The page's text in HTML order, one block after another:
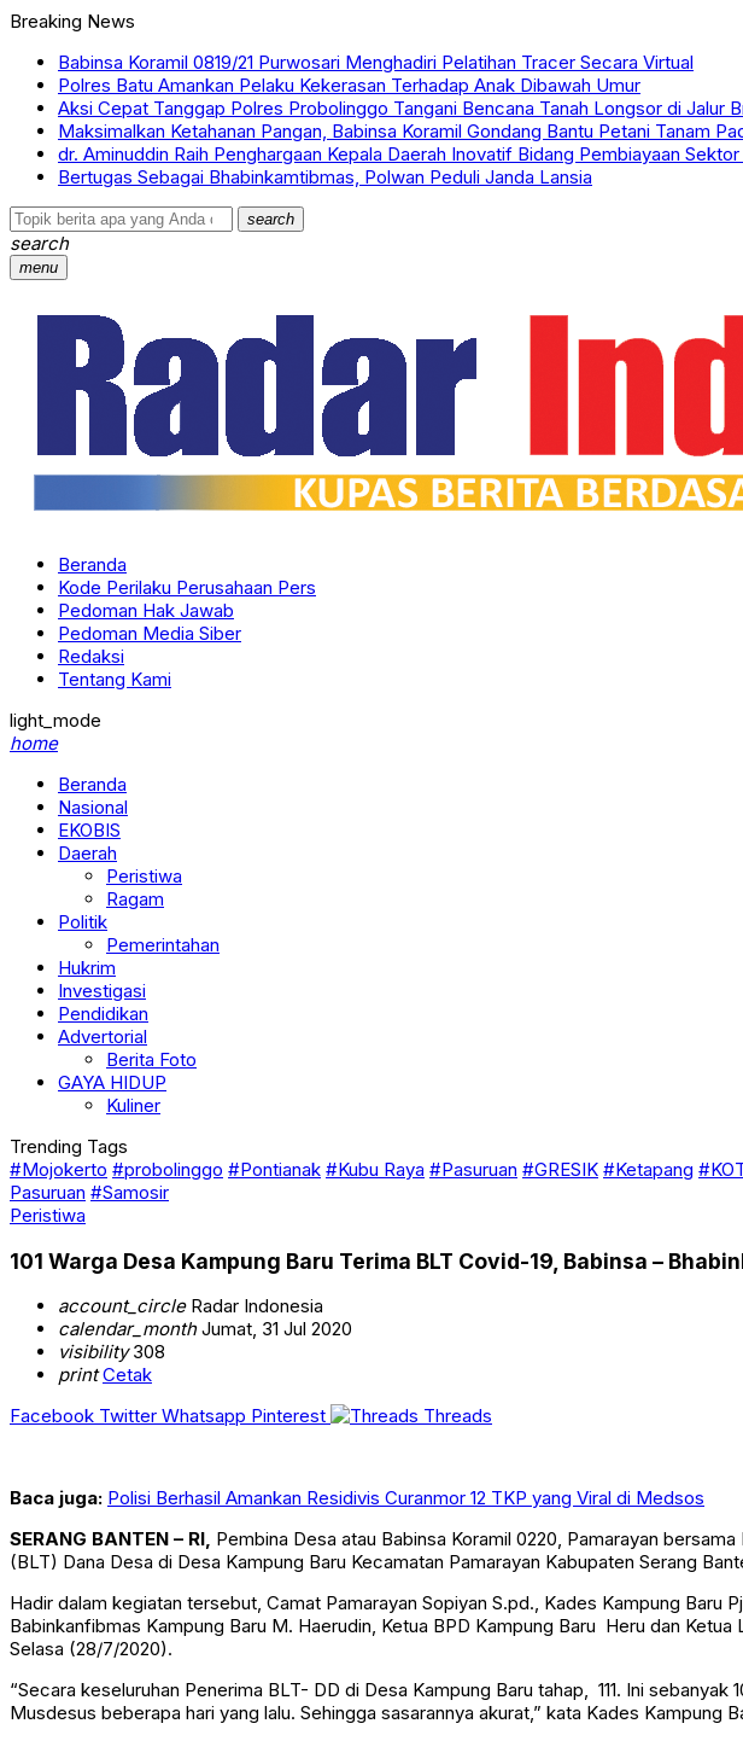
Breaking News
Babinsa Koramil 0819/21 Purwosari Menghadiri Pelatihan Tracer Secara Virtual
Polres Batu Amankan Pelaku Kekerasan Terhadap Anak Dibawah Umur
Aksi Cepat Tanggap Polres Probolinggo Tangani Bencana Tanah Longsor di Jalur
Maksimalkan Ketahanan Pangan, Babinsa Koramil Gondang Bantu Petani Tanam
dr. Aminuddin Raih Penghargaan Kepala Daerah Inovatif Bidang Pembiayaan
Bertugas Sebagai Bhabinkamtibmas, Polwan Peduli Janda Lansia
search
search
menu
Beranda
Kode Perilaku Perusahaan Pers
Pedoman Hak Jawab
Pedoman Media Siber
Redaksi
Tentang Kami
light_mode
home
Beranda
Nasional
EKOBIS
Daerah
Peristiwa
Ragam
Politik
Pemerintahan
Hukrim
Investigasi
Pendidikan
Advertorial
Berita Foto
GAYA HIDUP
Kuliner
Trending Tags
#Mojokerto #probolinggo #Pontianak #Kubu Raya #Pasuruan #GRESIK #Ketapang
Pasuruan #Samosir
Peristiwa
101 Warga Desa Kampung Baru Terima BLT Covid-19, Babinsa –
account_circleRadar Indonesia
calendar_monthJumat, 31 Jul 2020
visibility308
print Cetak
Facebook Twitter Whatsapp Pinterest Threads
Baca juga: Polisi Berhasil Amankan Residivis Curanmor 12 TKP yang Viral di Medsos
SERANG BANTEN – RI, Pembina Desa atau Babinsa Koramil 0220, Pamarayan
(BLT) Dana Desa di Desa Kampung Baru Kecamatan Pamarayan Kabupaten Serang
Hadir dalam kegiatan tersebut, Camat Pamarayan Sopiyan S.pd., Kades Kampung Baru
Babinkanfibmas Kampung Baru M. Haerudin, Ketua BPD Kampung Baru Heru dan
Selasa (28/7/2020).
“Secara keseluruhan Penerima BLT- DD di Desa Kampung Baru tahap, 111. Ini
Musdesus beberapa hari yang lalu. Sehingga sasarannya akurat,” kata Kades Kampung